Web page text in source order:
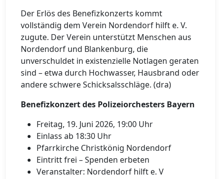
Der Erlös des Benefizkonzerts kommt
vollständig dem Verein Nordendorf hilft e. V.
zugute. Der Verein unterstützt Menschen aus
Nordendorf und Blankenburg, die
unverschuldet in existenzielle Notlagen geraten
sind – etwa durch Hochwasser, Hausbrand oder
andere schwere Schicksalsschläge. (dra)
Benefizkonzert des Polizeiorchesters Bayern
Freitag, 19. Juni 2026, 19:00 Uhr
Einlass ab 18:30 Uhr
Pfarrkirche Christkönig Nordendorf
Eintritt frei – Spenden erbeten
Veranstalter: Nordendorf hilft e. V